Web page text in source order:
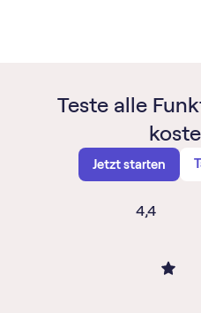
Teste alle
Jetzt starten
4,4